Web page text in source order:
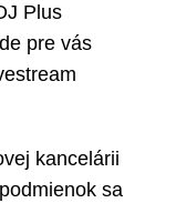
Plus
pre vás
kancelárii
sa